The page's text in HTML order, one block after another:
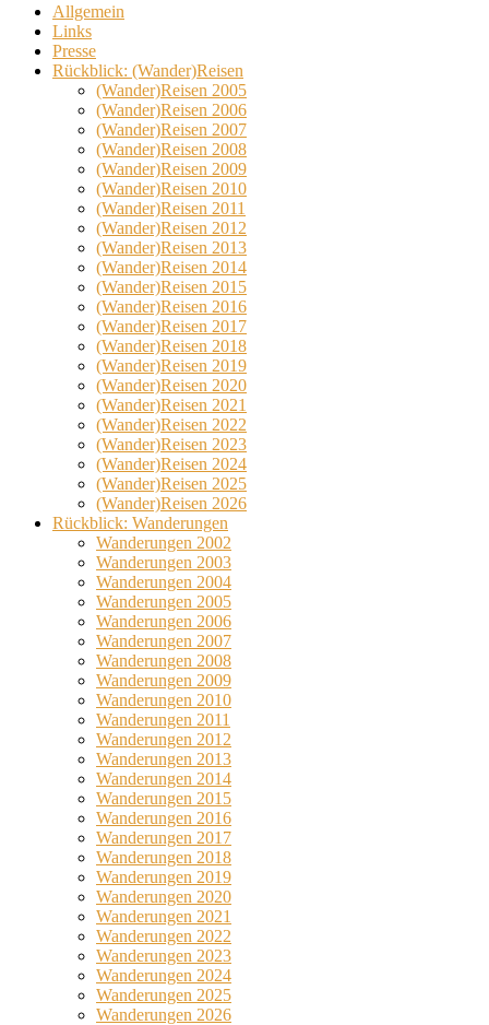
Allgemein
Links
Presse
Rückblick: (Wander)Reisen
(Wander)Reisen 2005
(Wander)Reisen 2006
(Wander)Reisen 2007
(Wander)Reisen 2008
(Wander)Reisen 2009
(Wander)Reisen 2010
(Wander)Reisen 2011
(Wander)Reisen 2012
(Wander)Reisen 2013
(Wander)Reisen 2014
(Wander)Reisen 2015
(Wander)Reisen 2016
(Wander)Reisen 2017
(Wander)Reisen 2018
(Wander)Reisen 2019
(Wander)Reisen 2020
(Wander)Reisen 2021
(Wander)Reisen 2022
(Wander)Reisen 2023
(Wander)Reisen 2024
(Wander)Reisen 2025
(Wander)Reisen 2026
Rückblick: Wanderungen
Wanderungen 2002
Wanderungen 2003
Wanderungen 2004
Wanderungen 2005
Wanderungen 2006
Wanderungen 2007
Wanderungen 2008
Wanderungen 2009
Wanderungen 2010
Wanderungen 2011
Wanderungen 2012
Wanderungen 2013
Wanderungen 2014
Wanderungen 2015
Wanderungen 2016
Wanderungen 2017
Wanderungen 2018
Wanderungen 2019
Wanderungen 2020
Wanderungen 2021
Wanderungen 2022
Wanderungen 2023
Wanderungen 2024
Wanderungen 2025
Wanderungen 2026